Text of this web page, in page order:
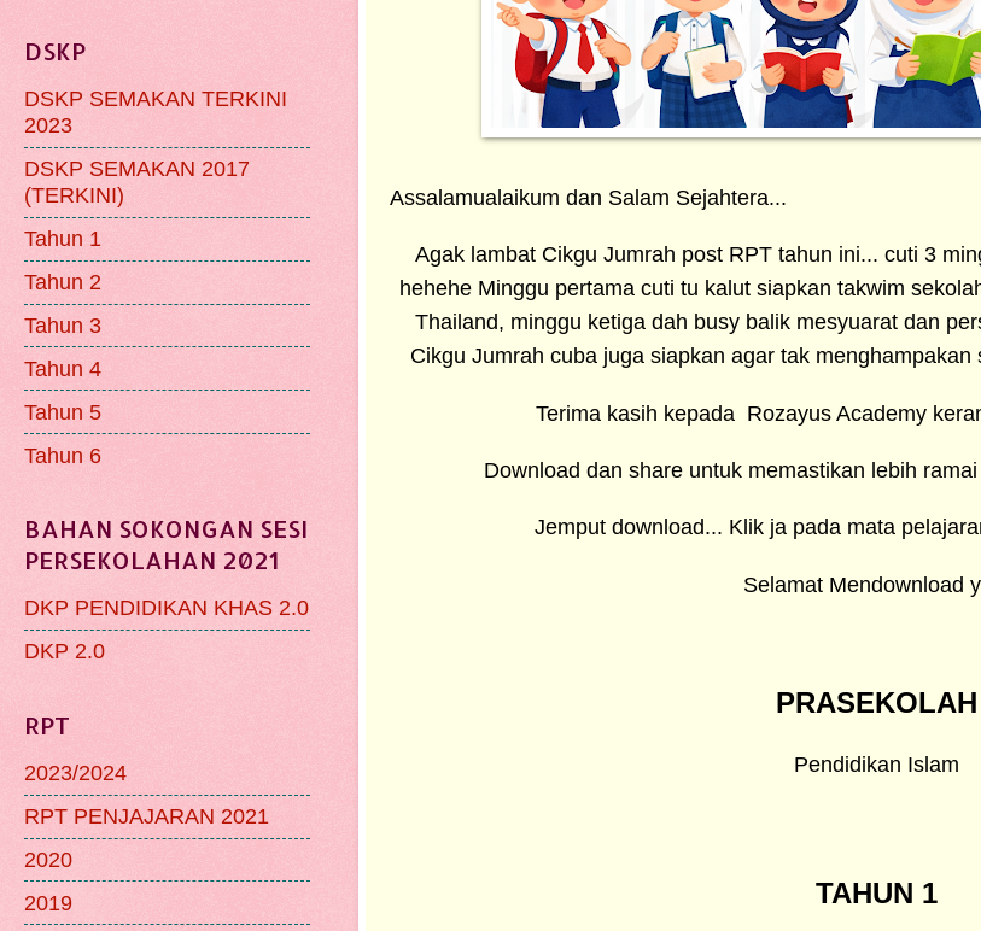
Assalamualaikum dan Salam Sejahtera...
Agak lambat Cikgu Jumrah post RPT tahun ini... cuti 3
hehehe Minggu pertama cuti tu kalut siapkan takwim
Thailand, minggu ketiga dah busy balik mesyuarat dan
Cikgu Jumrah cuba juga siapkan agar tak
Terima kasih kepada Rozayus Academy
Download dan share untuk memastikan lebih
Jemput download... Klik ja pada mata
Selamat Mendownload
PRASEKOLAH
Pendidikan Islam
TAHUN 1
DSKP
DSKP SEMAKAN TERKINI
2023
DSKP SEMAKAN 2017
(TERKINI)
Tahun 1
Tahun 2
Tahun 3
Tahun 4
Tahun 5
Tahun 6
BAHAN SOKONGAN SESI
PERSEKOLAHAN 2021
DKP PENDIDIKAN KHAS 2.0
DKP 2.0
RPT
2023/2024
RPT PENJAJARAN 2021
2020
2019